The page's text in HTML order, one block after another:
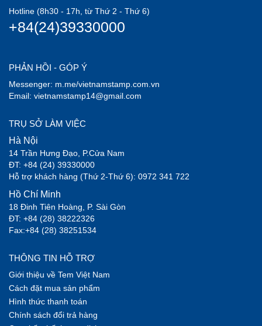
Hotline (8h30 - 17h, từ Thứ 2 - Thứ 6)
+84(24)39330000
PHẢN HỒI - GÓP Ý
Messenger: m.me/vietnamstamp.com.vn
Email: vietnamstamp14@gmail.com
TRỤ SỞ LÀM VIỆC
Hà Nội
14 Trần Hưng Đạo, P.Cửa Nam
ĐT: +84 (24) 39330000
Hỗ trợ khách hàng (Thứ 2-Thứ 6): 0972 341 722
Hồ Chí Minh
18 Đinh Tiên Hoàng, P. Sài Gòn
ĐT: +84 (28) 38222326
Fax:+84 (28) 38251534
THÔNG TIN HỖ TRỢ
Giới thiệu về Tem Việt Nam
Cách đặt mua sản phẩm
Hình thức thanh toán
Chính sách đổi trả hàng